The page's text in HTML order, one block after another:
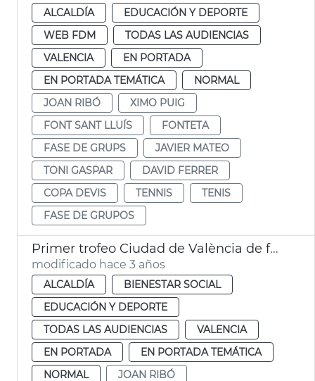
ALCALDÍA
EDUCACIÓN Y DEPORTE
WEB FDM
TODAS LAS AUDIENCIAS
VALENCIA
EN PORTADA
EN PORTADA TEMÁTICA
NORMAL
JOAN RIBÓ
XIMO PUIG
FONT SANT LLUÍS
FONTETA
FASE DE GRUPS
JAVIER MATEO
TONI GASPAR
DAVID FERRER
COPA DEVIS
TENNIS
TENIS
FASE DE GRUPOS
Primer trofeo Ciudad de València de fútbol en silla
modificado hace 3 años
ALCALDÍA
BIENESTAR SOCIAL
EDUCACIÓN Y DEPORTE
TODAS LAS AUDIENCIAS
VALENCIA
EN PORTADA
EN PORTADA TEMÁTICA
NORMAL
JOAN RIBÓ